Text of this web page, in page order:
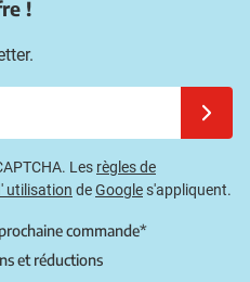
!
Les règles de
utilisation deGoogles'appliquent.
commande*
et réductions